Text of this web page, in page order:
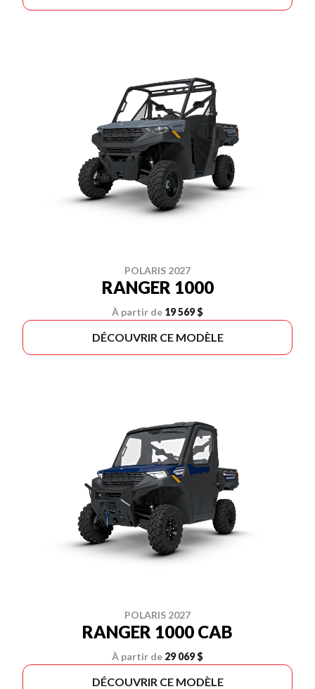
POLARIS 2027
RANGER 1000
À partir de 19 569 $
DÉCOUVRIR CE MODÈLE
POLARIS 2027
RANGER 1000 CAB
À partir de 29 069 $
DÉCOUVRIR CE MODÈLE